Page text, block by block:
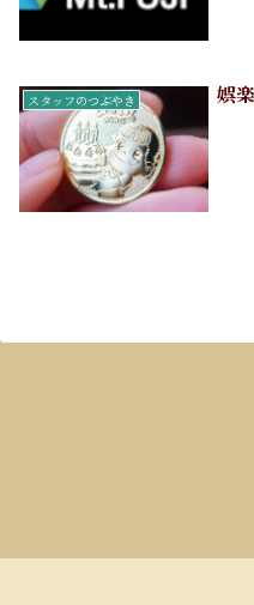
スタッフのつぶやき 娯楽